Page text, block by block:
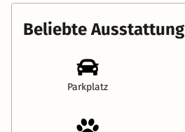
Beliebte Ausstattung
Parkplatz